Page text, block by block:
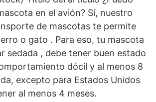
en el avión? Sí, nuestro
de mascotas te permite
o gato . Para eso, tu mascota
sedada , debe tener buen estado
dócil y al menos 8
excepto para Estados Unidos
al menos 4 meses.